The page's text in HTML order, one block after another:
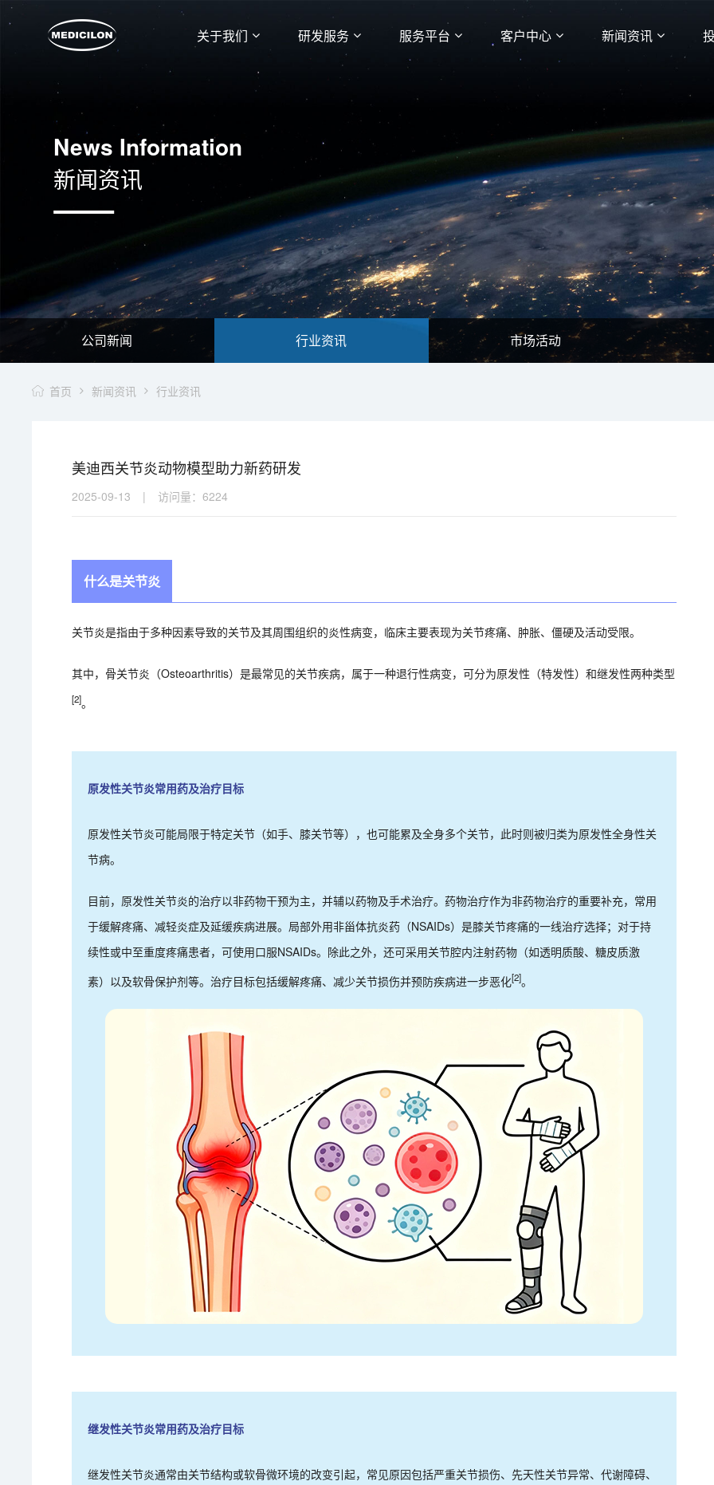
关于我们 研发服务 服务平台 客户中心 新闻资讯
News Information
新闻资讯
公司新闻 行业资讯 市场活动
首页 新闻资讯 行业资讯
美迪西关节炎动物模型助力新药研发
2025-09-13 | 访问量：6224
什么是关节炎
关节炎是指由于多种因素导致的关节及其周围组织的炎性病变，临床主要表现为关节疼痛、肿胀、僵硬及活动受限。
其中，骨关节炎（Osteoarthritis）是最常见的关节疾病，属于一种退行性病变，可分为原发性（特发性）和继发性两种类型
[2]。
原发性关节炎常用药及治疗目标
原发性关节炎可能局限于特定关节（如手、膝关节等），也可能累及全身多个关节，此时则被归类为原发性全身性关
节病。
目前，原发性关节炎的治疗以非药物干预为主，并辅以药物及手术治疗。药物治疗作为非药物治疗的重要补充，常用
于缓解疼痛、减轻炎症及延缓疾病进展。局部外用非甾体抗炎药（NSAIDs）是膝关节疼痛的一线治疗选择；对于持
续性或中至重度疼痛患者，可使用口服NSAIDs。除此之外，还可采用关节腔内注射药物（如透明质酸、糖皮质激
素）以及软骨保护剂等。治疗目标包括缓解疼痛、减少关节损伤并预防疾病进一步恶化[2]。
继发性关节炎常用药及治疗目标
继发性关节炎通常由关节结构或软骨微环境的改变引起，常见原因包括严重关节损伤、先天性关节异常、代谢障碍、